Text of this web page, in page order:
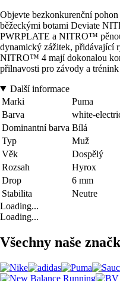
Objevte bezkonkurenční
běžeckými botami Deviate
PWRPLATE a NITRO™
dynamický zážitek, přidávající
NITRO™ 4 mají dokonalou
přilnavosti pro závody a
Další informace
Marki
Puma
Barva
white-
Dominantní barva Bílá
Typ
Muž
Věk
Dospělý
Rozsah
Hyrox
Drop
6 mm
Stabilita
Neutre
Loading...
Loading...
Všechny naše